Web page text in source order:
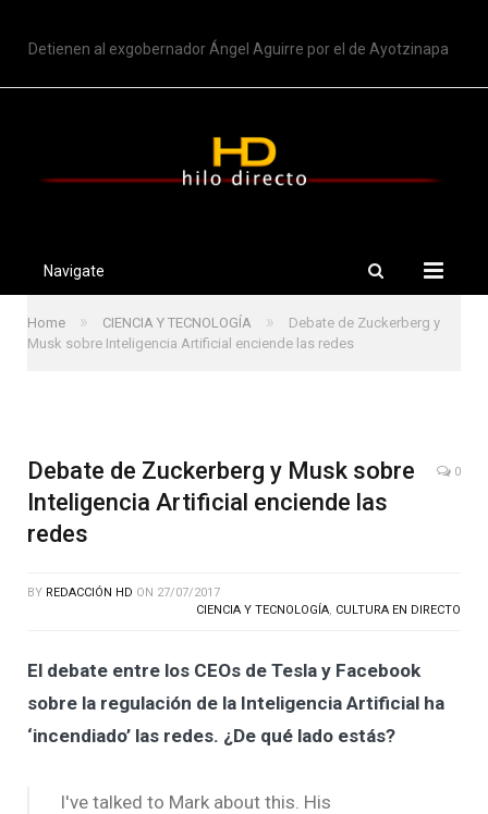
Detienen al exgobernador Ángel Aguirre por el de Ayotzinapa
Navigate
Home » CIENCIA Y TECNOLOGÍA »
Debate de Zuckerberg y
Musk sobre Inteligencia Artificial enciende las redes
Debate de Zuckerberg y Musk sobre
Inteligencia Artificial enciende las
redes
0
BY REDACCIÓN HD ON 27/07/2017
CIENCIA Y TECNOLOGÍA, CULTURA EN DIRECTO
El debate entre los CEOs de Tesla y Facebook
sobre la regulación de la Inteligencia Artificial ha
‘incendiado’ las redes. ¿De qué lado estás?
I've talked to Mark about this. His